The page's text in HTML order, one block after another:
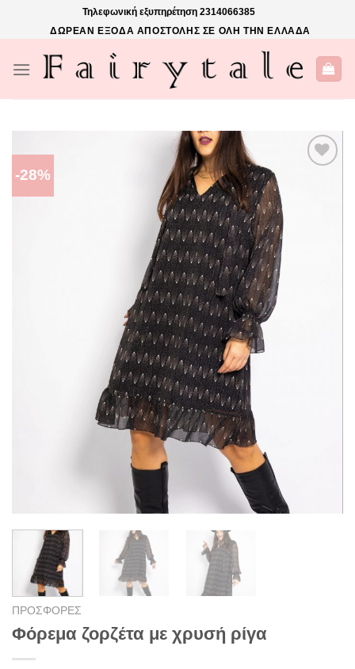
Τηλεφωνική εξυπηρέτηση 2314066385
ΔΩΡΕΑΝ ΕΞΟΔΑ ΑΠΟΣΤΟΛΗΣ ΣΕ ΟΛΗ ΤΗΝ ΕΛΛΑΔΑ
-28%
ΠΡΌΣΘΉΚΗ
ΣΤΗΝ ΛΊΣΤΑ
ΕΠΙΘΥΜΙΏΝ
ΠΡΟΣΦΟΡΕΣ
Φόρεμα ζορζέτα με χρυσή ρίγα